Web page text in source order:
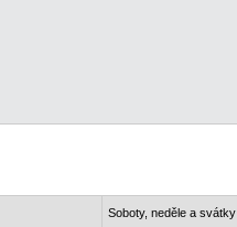
Soboty, neděle a svátky